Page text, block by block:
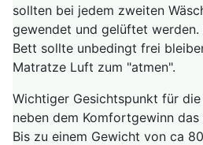
sollten bei jedem zweiten
gewendet und gelüftet werden.
Bett sollte unbedingt frei
Matratze Luft zum "atmen".
Wichtiger Gesichtspunkt für
neben dem Komfortgewinn
Bis zu einem Gewicht von ca